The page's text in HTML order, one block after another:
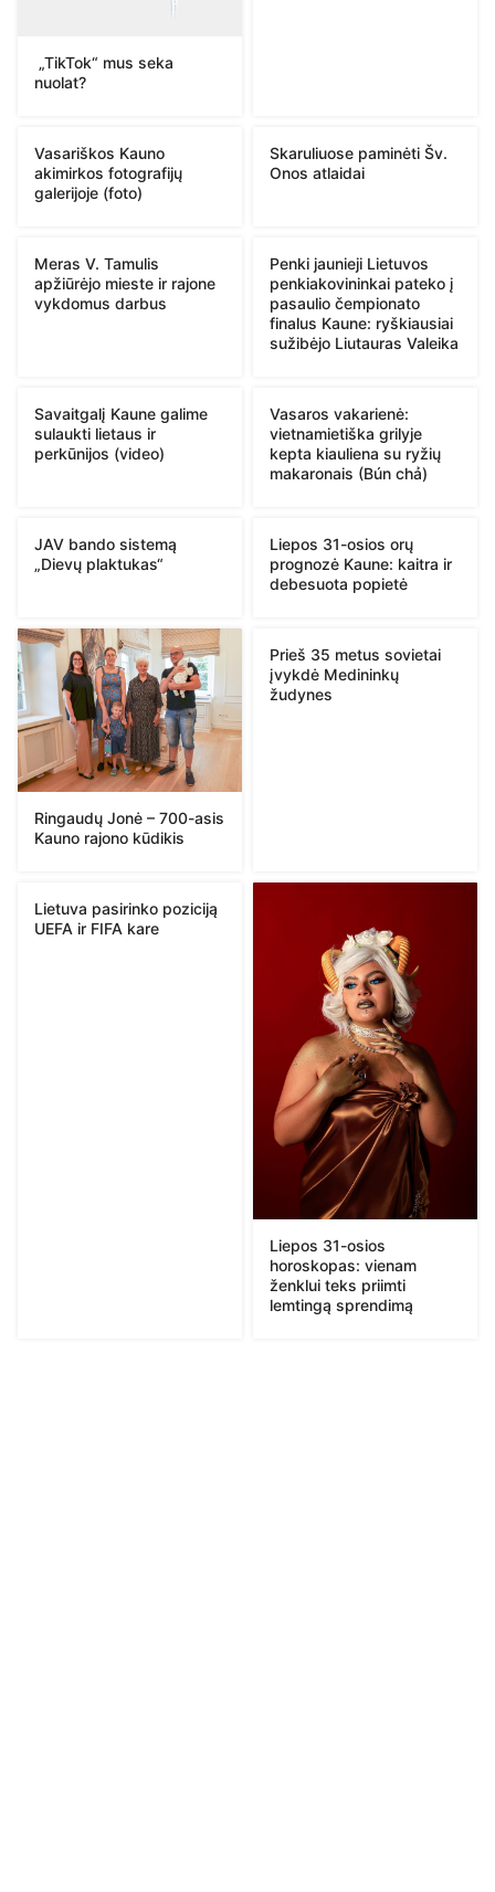
„TikTok“ mus seka
nuolat?
Vasariškos Kauno
akimirkos fotografijų
galerijoje (foto)
Skaruliuose paminėti Šv.
Onos atlaidai
Meras V. Tamulis
apžiūrėjo mieste ir rajone
vykdomus darbus
Penki jaunieji Lietuvos
penkiakovininkai pateko į
pasaulio čempionato
finalus Kaune: ryškiausiai
sužibėjo Liutauras Valeika
Savaitgalį Kaune galime
sulaukti lietaus ir
perkūnijos (video)
Vasaros vakarienė:
vietnamietiška grilyje
kepta kiauliena su ryžių
makaronais (Bún chả)
JAV bando sistemą
„Dievų plaktukas“
Liepos 31-osios orų
prognozė Kaune: kaitra ir
debesuota popietė
Ringaudų Jonė – 700-asis
Kauno rajono kūdikis
Prieš 35 metus sovietai
įvykdė Medininkų
žudynes
Lietuva pasirinko poziciją
UEFA ir FIFA kare
Liepos 31-osios
horoskopas: vienam
ženklui teks priimti
lemtingą sprendimą